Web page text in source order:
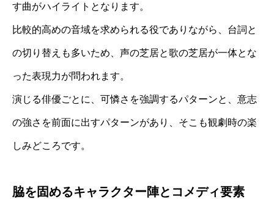
す曲がハイライトとなります。
比較的高めの音域を求められる役でありながら、台詞と
の切り替えも多いため、声の芝居と歌の芝居が一体とな
った表現力が問われます。
演じる俳優ごとに、可憐さを強調するパターンと、意志
の強さを前面に出すパターンがあり、そこも観劇時の楽
しみどころです。
脇を固めるキャラクター陣とコメディ要素